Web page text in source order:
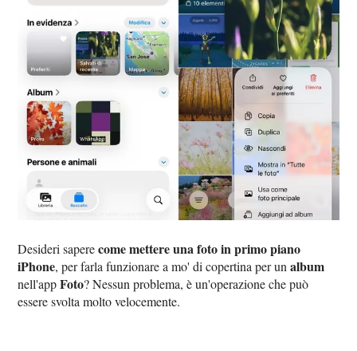
Desideri saperecome mettere una foto in primo piano
iPhone, per farla funzionare a mo' di copertina per unalbum
nell'appFoto? Nessun problema, è un'operazione che può
essere svolta molto velocemente.